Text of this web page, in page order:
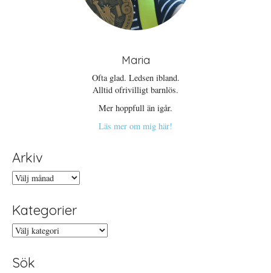
Maria
Ofta glad. Ledsen ibland.
Alltid ofrivilligt barnlös.
Mer hoppfull än igår.
Läs mer om mig här!
Arkiv
Arkiv
Kategorier
Kategorier
Sök